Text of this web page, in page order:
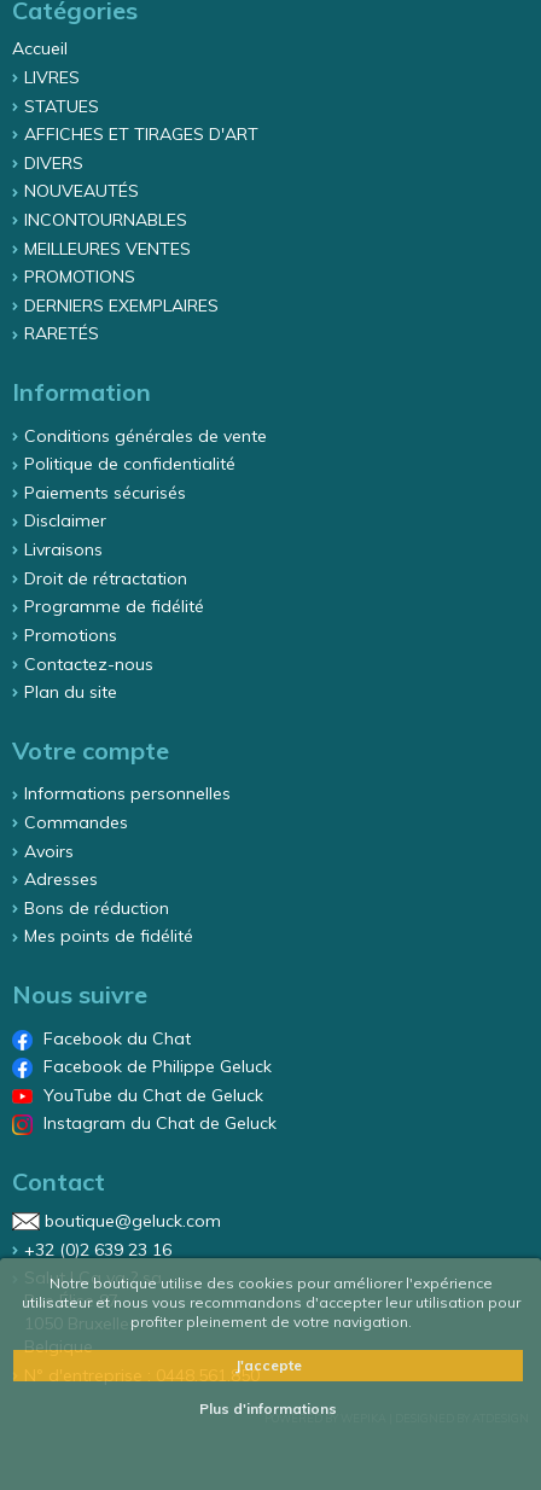
Notre boutique utilise des cookies pour améliorer l'expérience
utilisateur et nous vous recommandons d'accepter leur utilisation pour
profiter pleinement de votre navigation.
J'accepte
Plus d'informations
Catégories
Accueil
LIVRES
STATUES
AFFICHES ET TIRAGES D'ART
DIVERS
NOUVEAUTÉS
INCONTOURNABLES
MEILLEURES VENTES
PROMOTIONS
DERNIERS EXEMPLAIRES
RARETÉS
Information
Conditions générales de vente
Politique de confidentialité
Paiements sécurisés
Disclaimer
Livraisons
Droit de rétractation
Programme de fidélité
Promotions
Contactez-nous
Plan du site
Votre compte
Informations personnelles
Commandes
Avoirs
Adresses
Bons de réduction
Mes points de fidélité
Nous suivre
Facebook du Chat
Facebook de Philippe Geluck
YouTube du Chat de Geluck
Instagram du Chat de Geluck
Contact
boutique@geluck.com
+32 (0)2 639 23 16
Salut ! Ca va ? sa
Rue Élise 87
1050 Bruxelles
Belgique
N° d'entreprise : 0448.561.850